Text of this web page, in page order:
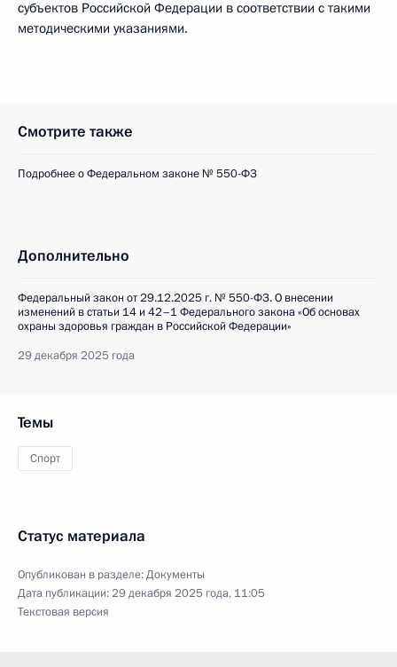
субъектов Российской Федерации в соответствии с такими
методическими указаниями.
Смотрите также
Подробнее о Федеральном законе № 550-ФЗ
Дополнительно
Федеральный закон от 29.12.2025 г. № 550-ФЗ. О внесении
изменений в статьи 14 и 42–1 Федерального закона «Об основах
охраны здоровья граждан в Российской Федерации»
29 декабря 2025 года
Темы
Спорт
Статус материала
Опубликован в разделе:Документы
Дата публикации:29 декабря 2025 года, 11:05
Текстовая версия